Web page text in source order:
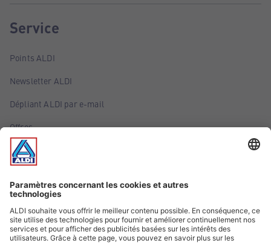
Service
Points ALDI
Newsletter ALDI
Dépliant ALDI par e-mail
Offres
Infos essentielles
Suivez ALDI Luxembourg